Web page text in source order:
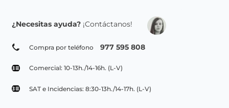
¿Necesitas ayuda? ¡Contáctanos!
Compra por teléfono 977 595 808
Comercial: 10-13h./14-16h. (L-V)
SAT e Incidencias: 8:30-13h./14-17h. (L-V)